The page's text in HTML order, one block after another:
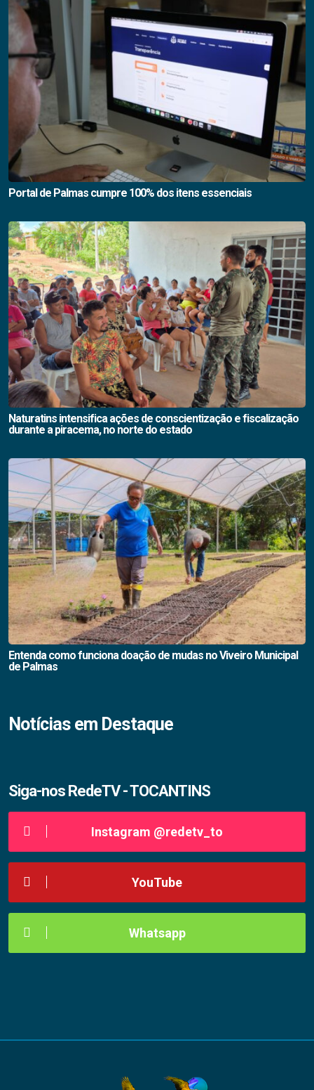
Portal de Palmas cumpre 100% dos itens essenciais
Naturatins intensifica ações de conscientização e fiscalização
durante a piracema, no norte do estado
Entenda como funciona doação de mudas no Viveiro Municipal
de Palmas
Notícias em Destaque
Siga-nos RedeTV - TOCANTINS
Instagram @redetv_to
YouTube
Whatsapp